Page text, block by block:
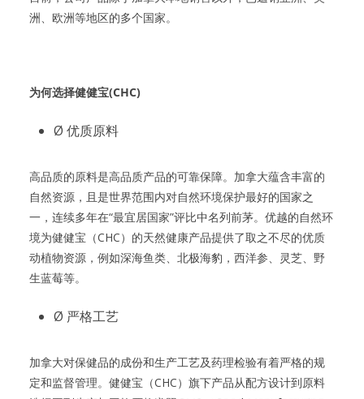
洲、欧洲等地区的多个国家。
为何选择健健宝(CHC)
Ø 优质原料
高品质的原料是高品质产品的可靠保障。加拿大蕴含丰富的
自然资源，且是世界范围内对自然环境保护最好的国家之
一，连续多年在“最宜居国家”评比中名列前茅。优越的自然环
境为健健宝（CHC）的天然健康产品提供了取之不尽的优质
动植物资源，例如深海鱼类、北极海豹，西洋参、灵芝、野
生蓝莓等。
Ø 严格工艺
加拿大对保健品的成份和生产工艺及药理检验有着严格的规
定和监督管理。健健宝（CHC）旗下产品从配方设计到原料